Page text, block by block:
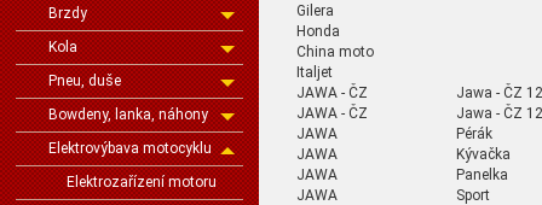
Brzdy
Kola
Pneu, duše
Bowdeny, lanka, náhony
Elektrovýbava motocyklu
Elektrozařízení motoru
Gilera
Honda
China moto
Italjet
JAWA - ČZ
Jawa - ČZ
JAWA - ČZ
Jawa - ČZ
JAWA
Pérák
JAWA
Kývačka
JAWA
Panelka
JAWA
Sport